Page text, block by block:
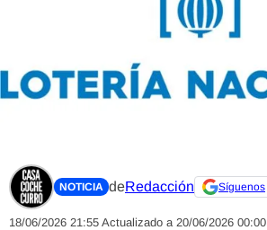
NOTICIA deRedacción Síguenos
18/06/2026 21:55 Actualizado a 20/06/2026 00:00